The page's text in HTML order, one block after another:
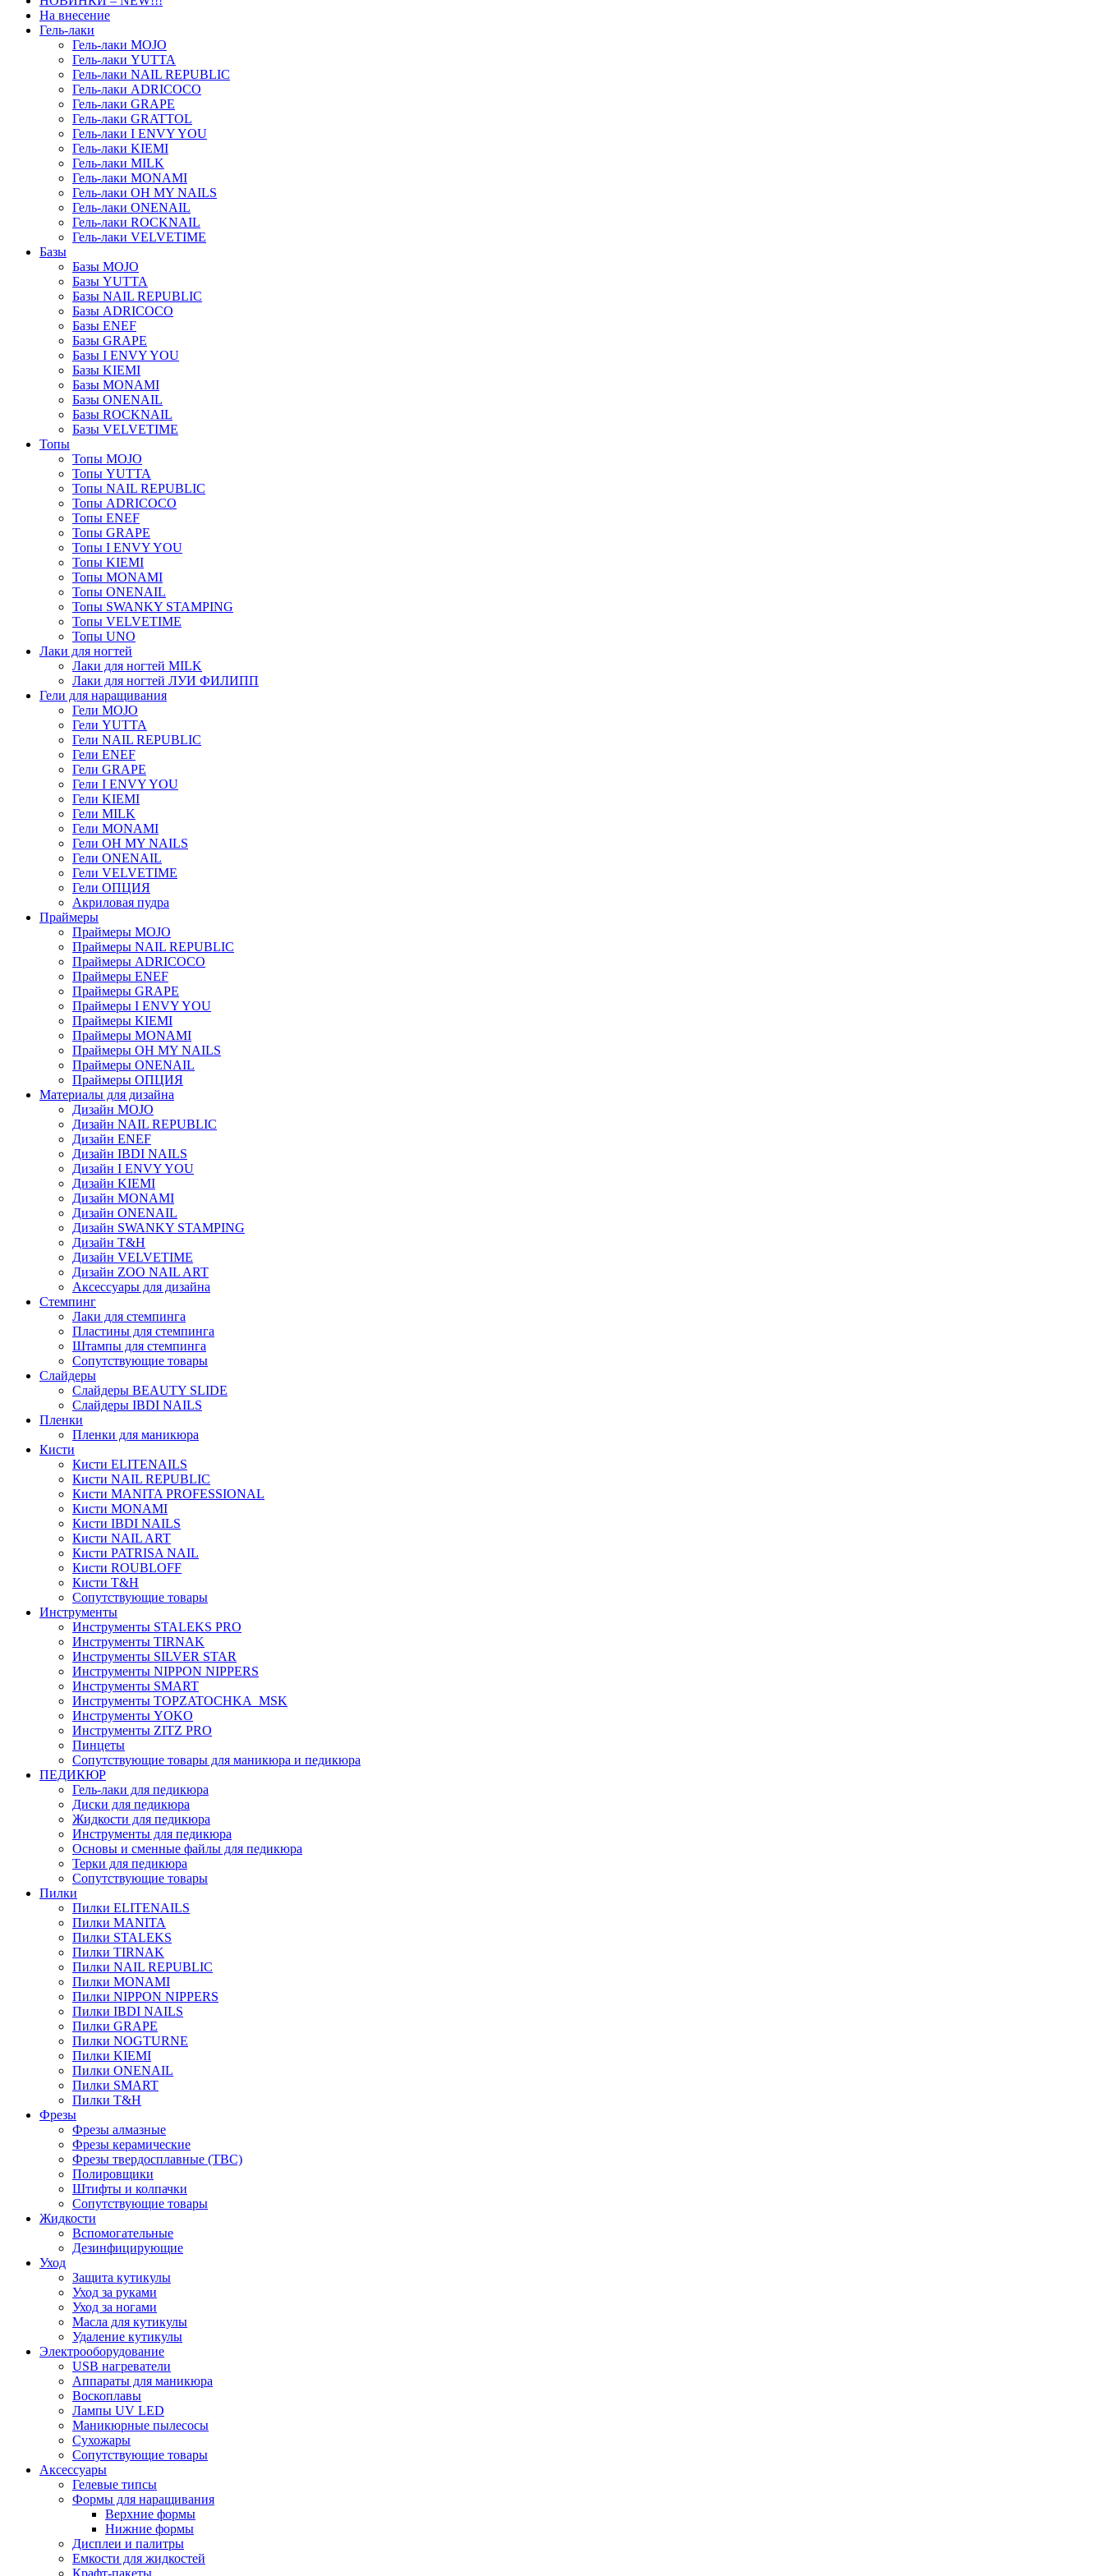
На внесение
Гель-лаки
Гель-лаки MOJO
Гель-лаки YUTTA
Гель-лаки NAIL REPUBLIC
Гель-лаки ADRICOCO
Гель-лаки GRAPE
Гель-лаки GRATTOL
Гель-лаки I ENVY YOU
Гель-лаки KIEMI
Гель-лаки MILK
Гель-лаки MONAMI
Гель-лаки OH MY NAILS
Гель-лаки ONENAIL
Гель-лаки ROCKNAIL
Гель-лаки VELVETIME
Базы
Базы MOJO
Базы YUTTA
Базы NAIL REPUBLIC
Базы ADRICOCO
Базы ENEF
Базы GRAPE
Базы I ENVY YOU
Базы KIEMI
Базы MONAMI
Базы ONENAIL
Базы ROCKNAIL
Базы VELVETIME
Топы
Топы MOJO
Топы YUTTA
Топы NAIL REPUBLIC
Топы ADRICOCO
Топы ENEF
Топы GRAPE
Топы I ENVY YOU
Топы KIEMI
Топы MONAMI
Топы ONENAIL
Топы SWANKY STAMPING
Топы VELVETIME
Топы UNO
Лаки для ногтей
Лаки для ногтей MILK
Лаки для ногтей ЛУИ ФИЛИПП
Гели для наращивания
Гели MOJO
Гели YUTTA
Гели NAIL REPUBLIC
Гели ENEF
Гели GRAPE
Гели I ENVY YOU
Гели KIEMI
Гели MILK
Гели MONAMI
Гели OH MY NAILS
Гели ONENAIL
Гели VELVETIME
Гели ОПЦИЯ
Акриловая пудра
Праймеры
Праймеры MOJO
Праймеры NAIL REPUBLIC
Праймеры ADRICOCO
Праймеры ENEF
Праймеры GRAPE
Праймеры I ENVY YOU
Праймеры KIEMI
Праймеры MONAMI
Праймеры OH MY NAILS
Праймеры ONENAIL
Праймеры ОПЦИЯ
Материалы для дизайна
Дизайн MOJO
Дизайн NAIL REPUBLIC
Дизайн ENEF
Дизайн IBDI NAILS
Дизайн I ENVY YOU
Дизайн KIEMI
Дизайн MONAMI
Дизайн ONENAIL
Дизайн SWANKY STAMPING
Дизайн T&H
Дизайн VELVETIME
Дизайн ZOO NAIL ART
Аксессуары для дизайна
Стемпинг
Лаки для стемпинга
Пластины для стемпинга
Штампы для стемпинга
Сопутствующие товары
Слайдеры
Слайдеры BEAUTY SLIDE
Слайдеры IBDI NAILS
Пленки
Пленки для маникюра
Кисти
Кисти ELITENAILS
Кисти NAIL REPUBLIC
Кисти MANITA PROFESSIONAL
Кисти MONAMI
Кисти IBDI NAILS
Кисти NAIL ART
Кисти PATRISA NAIL
Кисти ROUBLOFF
Кисти T&H
Сопутствующие товары
Инструменты
Инструменты STALEKS PRO
Инструменты TIRNAK
Инструменты SILVER STAR
Инструменты NIPPON NIPPERS
Инструменты SMART
Инструменты TOPZATOCHKA_MSK
Инструменты YOKO
Инструменты ZITZ PRO
Пинцеты
Сопутствующие товары для маникюра и педикюра
ПЕДИКЮР
Гель-лаки для педикюра
Диски для педикюра
Жидкости для педикюра
Инструменты для педикюра
Основы и сменные файлы для педикюра
Терки для педикюра
Сопутствующие товары
Пилки
Пилки ELITENAILS
Пилки MANITA
Пилки STALEKS
Пилки TIRNAK
Пилки NAIL REPUBLIC
Пилки MONAMI
Пилки NIPPON NIPPERS
Пилки IBDI NAILS
Пилки GRAPE
Пилки NOGTURNE
Пилки KIEMI
Пилки ONENAIL
Пилки SMART
Пилки T&H
Фрезы
Фрезы алмазные
Фрезы керамические
Фрезы твердосплавные (ТВС)
Полировщики
Штифты и колпачки
Сопутствующие товары
Жидкости
Вспомогательные
Дезинфицирующие
Уход
Защита кутикулы
Уход за руками
Уход за ногами
Масла для кутикулы
Удаление кутикулы
Электрооборудование
USB нагреватели
Аппараты для маникюра
Воскоплавы
Лампы UV LED
Маникюрные пылесосы
Сухожары
Сопутствующие товары
Аксессуары
Гелевые типсы
Формы для наращивания
Верхние формы
Нижние формы
Дисплеи и палитры
Емкости для жидкостей
Крафт-пакеты